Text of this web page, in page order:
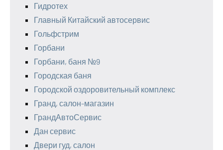
Гидротех
Главный Китайский автосервис
Гольфстрим
Горбани
Горбани, баня №9
Городская баня
Городской оздоровительный комплекс
Гранд, салон-магазин
ГрандАвтоСервис
Дан сервис
Двери гуд, салон